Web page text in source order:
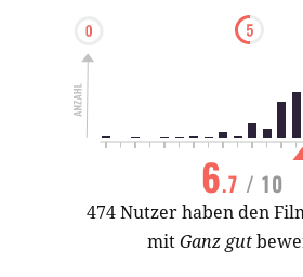
6.7 / 10
474 Nutzer haben den
mitGanz gut